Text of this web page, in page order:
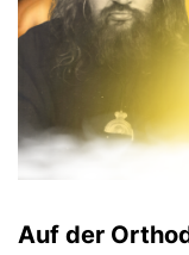
Auf der